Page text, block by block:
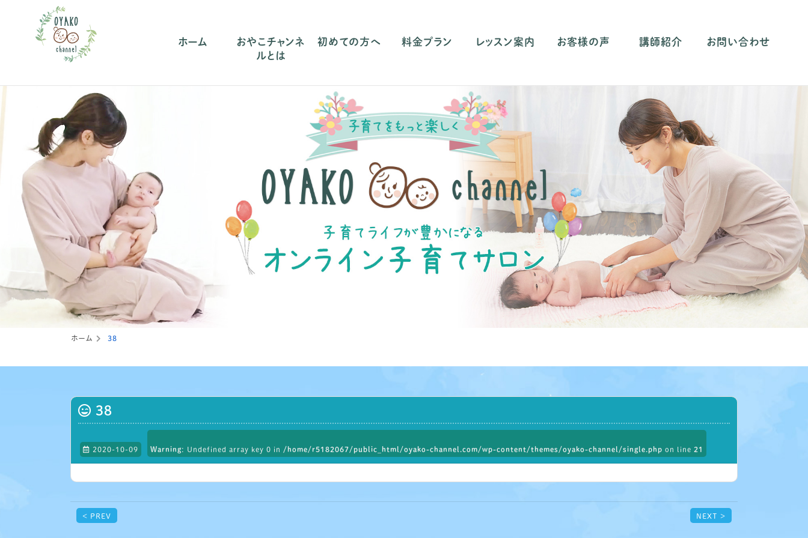
ホーム
おやこチャンネ
ルとは
初めての方へ 料金プラン レッスン案内 お客様の声 講師紹介 お問い合わせ
ホーム 38
38
2020-10-09 Warning: Undefined array key 0 in /home/r5182067/public_html/oyako-channel.com/wp-content/themes/oyako-channel/single.php on line 21
< PREV NEXT >